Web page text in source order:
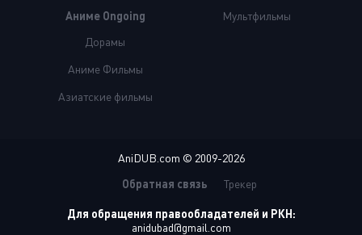
Аниме Ongoing
Мультфильмы
Дорамы
Аниме Фильмы
Азиатские фильмы
AniDUB.com © 2009-2026
Обратная связь
Трекер
Для обращения правообладателей и РКН:
anidubad@gmail.com